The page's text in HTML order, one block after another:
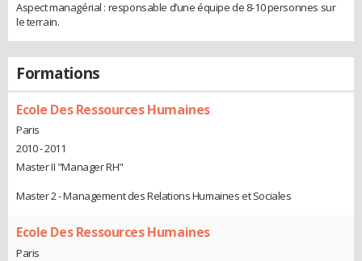
Aspect managérial : responsable d’une équipe de 8-10 personnes sur
le terrain.
Formations
Ecole Des Ressources Humaines
Paris
2010 - 2011
Master II "Manager RH"
Master 2 - Management des Relations Humaines et Sociales
Ecole Des Ressources Humaines
Paris